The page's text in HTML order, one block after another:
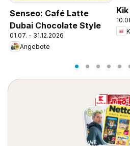
Senseo: Café Latte
Dubai Chocolate Style
01.07. - 31.12.2026
Angebote